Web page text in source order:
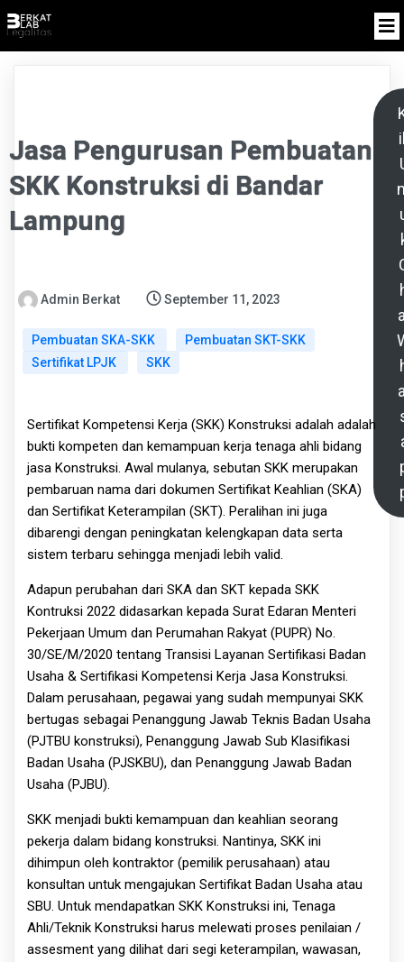
Jasa Pengurusan Pembuatan
SKK Konstruksi di Bandar
Lampung
Admin Berkat September 11, 2023
Pembuatan SKA-SKK
Pembuatan SKT-SKK
Sertifikat LPJK
SKK
Sertifikat Kompetensi Kerja (SKK) Konstruksi adalah adalah
bukti kompeten dan kemampuan kerja tenaga ahli bidang
jasa Konstruksi. Awal mulanya, sebutan SKK merupakan
pembaruan nama dari dokumen Sertifikat Keahlian (SKA)
dan Sertifikat Keterampilan (SKT). Peralihan ini juga
dibarengi dengan peningkatan kelengkapan data serta
sistem terbaru sehingga menjadi lebih valid.
Adapun perubahan dari SKA dan SKT kepada SKK
Kontruksi 2022 didasarkan kepada Surat Edaran Menteri
Pekerjaan Umum dan Perumahan Rakyat (PUPR) No.
30/SE/M/2020 tentang Transisi Layanan Sertifikasi Badan
Usaha & Sertifikasi Kompetensi Kerja Jasa Konstruksi.
Dalam perusahaan, pegawai yang sudah mempunyai SKK
bertugas sebagai Penanggung Jawab Teknis Badan Usaha
(PJTBU konstruksi), Penanggung Jawab Sub Klasifikasi
Badan Usaha (PJSKBU), dan Penanggung Jawab Badan
Usaha (PJBU).
SKK menjadi bukti kemampuan dan keahlian seorang
pekerja dalam bidang konstruksi. Nantinya, SKK ini
dihimpun oleh kontraktor (pemilik perusahaan) atau
konsultan untuk mengajukan Sertifikat Badan Usaha atau
SBU. Untuk mendapatkan SKK Konstruksi ini, Tenaga
Ahli/Teknik Konstruksi harus melewati proses penilaian /
assesment yang dilihat dari segi keterampilan, wawasan,